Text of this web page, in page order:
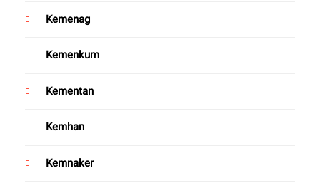
Kemenag
Kemenkum
Kementan
Kemhan
Kemnaker